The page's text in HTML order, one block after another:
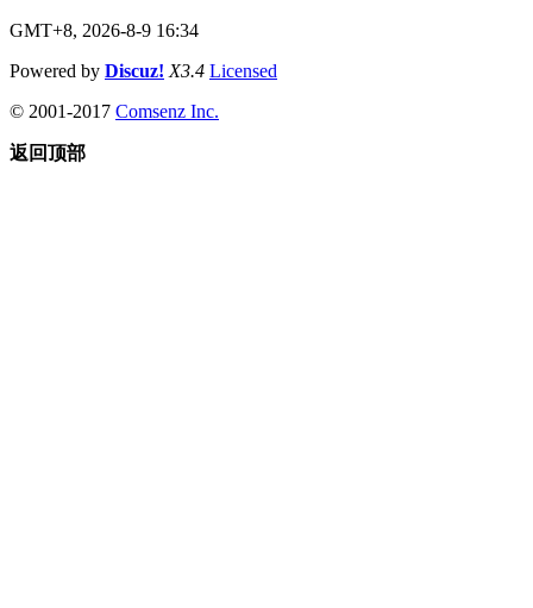
GMT+8, 2026-8-9 16:34
Powered by Discuz! X3.4 Licensed
© 2001-2017 Comsenz Inc.
返回顶部